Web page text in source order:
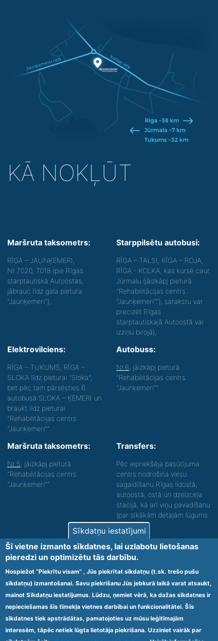
KĀ NOKĻŪT
Maršruta taksometrs:
RĪGA – JAUNĶEMERI,
Nr.7020, 7018 (pie Rīgas
starptautiskā Autoostas,
jābrauc līdz gala pietura
"Jaunķemeri");
Starppilsētu autobusi:
RĪGA – TALSI, RĪGA – ROJA,
RĪGA - KOLKA, kas kursē caur
Jūrmalu (jāizkāpj pieturā
"Rehabilitācijas centrs
"Jaunķemeri""), sarakstu var
precizēt Rīgas
starptautiskajā Autoostā vai
izziņu birojā);
Elektrovilciens:
RĪGA – TUKUMS, RĪGA –
SLOKA līdz pieturai "Sloka",
bet pēc tam pārsēsties 6.
autobusā SLOKA – ĶEMERI un
braukt līdz pieturai
"Rehabilitācijas centrs
"Jaunķemeri"".
Autobuss:
Nr.6 , jāizkāpj pieturā
"Rehabilitācijas centrs
"Jaunķemeri"".
Maršruta taksometrs:
Nr.5 , jāizkāpj pieturā
"Rehabilitācijas centrs
"Jaunķemeri""
Transfers:
Pēc iepriekšēja pasūtījuma
centrs nodrošina viesu
sagaidīšanu Rīgas lidostā,
autoostā, ostā un dzelzceļa
stacijā, kā arī viņu pavadīšanu
(par sīkākām detaļām lūgums
zvanīt).
Nodrošinām vides piekļūstamību personām ar
funkcionāliem traucējumiem! SIA „Sanare-KRC
Jaunķemeri”, Kolkas ielā 20, Jūrmalā ir nodrošināta vides
piekļūstamība personām ar funkcionāliem traucējumiem,
tādejādi nodrošinot atbilstību Ministru kabineta
2009.gada 20.janvāra noteikumos Nr.60 „Noteikumi par
obligātajām prasībām ārstniecības iestādēm un to
struktūrvienībām” minētajām prasībām.
Ārstniecības iestādes kods 1300 – 64003
Sīkdatņu iestatījumi
Šī vietne izmanto sīkdatnes, lai uzlabotu lietošanas
pieredzi un optimizētu tās darbību.
Nospiežot “Piekrītu visam” , Jūs piekrītat sīkdatņu (t.sk. trešo pušu
sīkdatņu) izmantošanai. Savu piekrišanu Jūs jebkurā laikā varat atsaukt,
mainot Sīkdatņu iestatījumus. Lūdzu, ņemiet vērā, ka dažas sīkdatnes ir
nepieciešamas šīs tīmekļa vietnes darbībai un funkcionalitātei. Šīs
sīkdatnes tiek apstrādātas, pamatojoties uz mūsu leģitīmajām
interesēm, tāpēc netiek lūgta lietotāja piekrišana. Uzziniet vairāk par